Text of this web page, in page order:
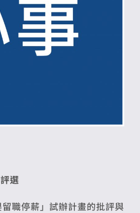
選
職停薪」試辦計畫的批評與